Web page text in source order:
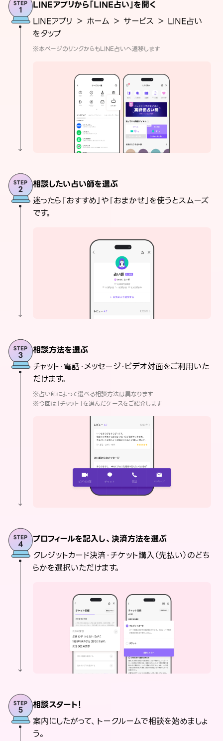
LINEアプリから「LINE占い」を開く
LINEアプリ ＞ ホーム ＞ サービス ＞ LINE占い
をタップ
※本ページのリンクからもLINE占いへ遷移します
相談したい占い師を選ぶ
迷ったら「おすすめ」や「おまかせ」を使うとスムーズ
です。
相談方法を選ぶ
チャット・電話・メッセージ・ビデオ対面をご利用いた
だけます。
※占い師によって選べる相談方法は異なります
※今回は「チャット」を選んだケースをご紹介します
プロフィールを記入し、決済方法を選ぶ
クレジットカード決済・チケット購入（先払い）のどち
らかを選択いただけます。
相談スタート！
案内にしたがって、トークルームで相談を始めましょ
う。